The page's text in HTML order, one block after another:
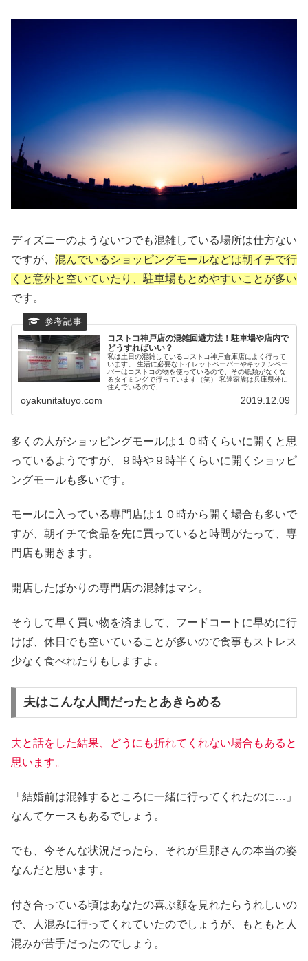
ディズニーのようないつでも混雑している場所は仕方ない
ですが、 混んでいるショッピングモールなどは朝イチで行
くと意外と空いていたり、駐車場もとめやすいことが多い
です。
コストコ神戸店の混雑回避方法！駐車場や店内で
どうすればいい？
私は土日の混雑しているコストコ神戸倉庫店によく行って
います。 生活に必要なトイレットペーパーやキッチンペー
パーはコストコの物を使っているので、その紙類がなくな
るタイミングで行っています（笑） 私達家族は兵庫県外に
住んでいるので、...
oyakunitatuyo.com 2019.12.09
多くの人がショッピングモールは１０時くらいに開くと思
っているようですが、９時や９時半くらいに開くショッピ
ングモールも多いです。
モールに入っている専門店は１０時から開く場合も多いで
すが、朝イチで食品を先に買っていると時間がたって、専
門店も開きます。
開店したばかりの専門店の混雑はマシ。
そうして早く買い物を済まして、フードコートに早めに行
けば、休日でも空いていることが多いので食事もストレス
少なく食べれたりもしますよ。
夫はこんな人間だったとあきらめる
夫と話をした結果、どうにも折れてくれない場合もあると
思います。
「結婚前は混雑するところに一緒に行ってくれたのに…」
なんてケースもあるでしょう。
でも、今そんな状況だったら、それが旦那さんの本当の姿
なんだと思います。
付き合っている頃はあなたの喜ぶ顔を見れたらうれしいの
で、人混みに行ってくれていたのでしょうが、もともと人
混みが苦手だったのでしょう。